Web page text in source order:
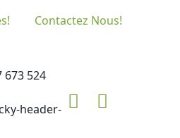
Contactez Nous!
524
header-